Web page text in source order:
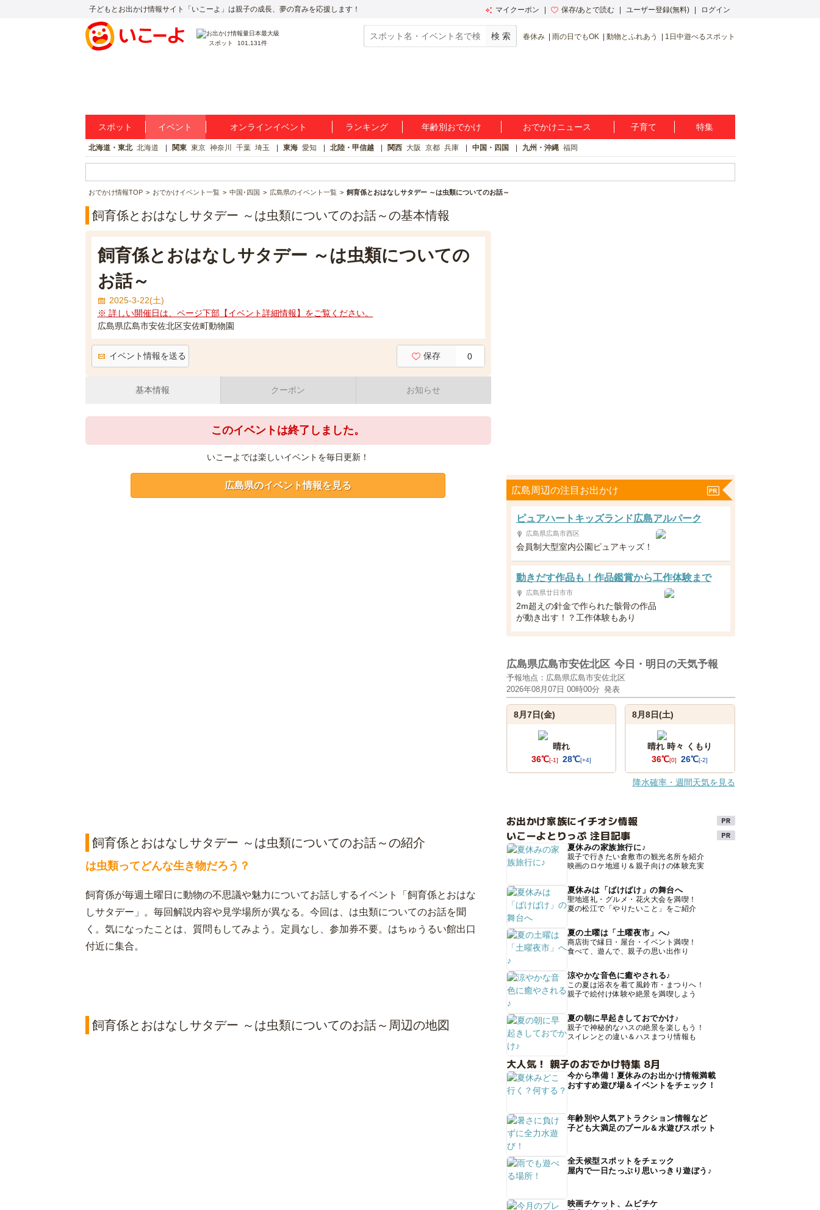
子どもとお出かけ情報サイト「いこーよ」は親子の成長、夢の育みを応援します！ マイクーポン 保存/あとで読む ユーザー登録(無料) ログイン
スポット 101,131件
春休み 雨の日でもOK 動物とふれあう 1日中遊べるスポット
スポット イベント オンラインイベント ランキング 年齢別おでかけ おでかけニュース 子育て 特集
北海道・東北 北海道 関東 東京 神奈川 千葉 埼玉 東海 愛知 北陸・甲信越 関西 大阪 京都 兵庫 中国・四国 九州・沖縄 福岡
おでかけ情報TOP おでかけイベント一覧 中国･四国 広島県のイベント一覧 飼育係とおはなしサタデー ～は虫類についてのお話～
飼育係とおはなしサタデー ～は虫類についてのお話～の基本情報
飼育係とおはなしサタデー ～は虫類についての
お話～
2025-3-22(土)
※ 詳しい開催日は、ページ下部【イベント詳細情報】をご覧ください。
広島県広島市安佐北区安佐町動物園
イベント情報を送る 保存 0
基本情報 クーポン お知らせ
このイベントは終了しました。
いこーよでは楽しいイベントを毎日更新！
広島県のイベント情報を見る
飼育係とおはなしサタデー ～は虫類についてのお話～の紹介
は虫類ってどんな生き物だろう？
飼育係が毎週土曜日に動物の不思議や魅力についてお話しするイベント「飼育係とおはな
しサタデー」。毎回解説内容や見学場所が異なる。今回は、は虫類についてのお話を聞
く。気になったことは、質問もしてみよう。定員なし、参加券不要。はちゅうるい館出口
付近に集合。
飼育係とおはなしサタデー ～は虫類についてのお話～周辺の地図
広島周辺の注目お出かけ
ピュアハートキッズランド広島アルパーク
広島県広島市西区
会員制大型室内公園ピュアキッズ！
動きだす作品も！作品鑑賞から工作体験まで
広島県廿日市市
2m超えの針金で作られた骸骨の作品
が動き出す！？工作体験もあり
広島県広島市安佐北区 今日・明日の天気予報
予報地点：広島県広島市安佐北区
2026年08月07日 00時00分 発表
8月7日(金)
晴れ
36℃[-1] 28℃[+4]
8月8日(土)
晴れ 時々 くもり
36℃[0] 26℃[-2]
降水確率・週間天気を見る
お出かけ家族にイチオシ情報
いこーよとりっぷ 注目記事
夏休みの家族旅行に♪
親子で行きたい倉敷市の観光名所を紹介
映画のロケ地巡り＆親子向けの体験充実
夏休みは「ばけばけ」の舞台へ
聖地巡礼・グルメ・花火大会を満喫！
夏の松江で「やりたいこと」をご紹介
夏の土曜は「土曜夜市」へ♪
商店街で縁日・屋台・イベント満喫！
食べて、遊んで、親子の思い出作り
涼やかな音色に癒やされる♪
この夏は浴衣を着て風鈴市・まつりへ！
親子で絵付け体験や絶景を満喫しよう
夏の朝に早起きしておでかけ♪
親子で神秘的なハスの絶景を楽しもう！
スイレンとの違い＆ハスまつり情報も
大人気！ 親子のおでかけ特集 8月
今から準備！夏休みのお出かけ情報満載
おすすめ遊び場＆イベントをチェック！
年齢別や人気アトラクション情報など
子ども大満足のプール＆水遊びスポット
全天候型スポットをチェック
屋内で一日たっぷり思いっきり遊ぼう♪
映画チケット、ムビチケ